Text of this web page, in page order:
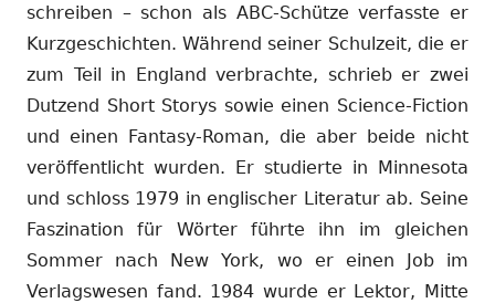
schreiben – schon als ABC-Schütze verfasste er
Kurzgeschichten. Während seiner Schulzeit, die er
zum Teil in England verbrachte, schrieb er zwei
Dutzend Short Storys sowie einen Science-Fiction
und einen Fantasy-Roman, die aber beide nicht
veröffentlicht wurden. Er studierte in Minnesota
und schloss 1979 in englischer Literatur ab. Seine
Faszination für Wörter führte ihn im gleichen
Sommer nach New York, wo er einen Job im
Verlagswesen fand. 1984 wurde er Lektor, Mitte